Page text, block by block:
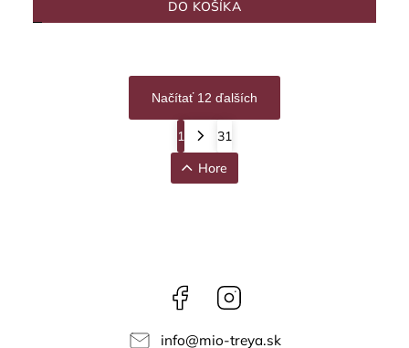
DO KOŠÍKA
Načítať 12 ďalších
1
31
Hore
Facebook
info@mio-treya.sk